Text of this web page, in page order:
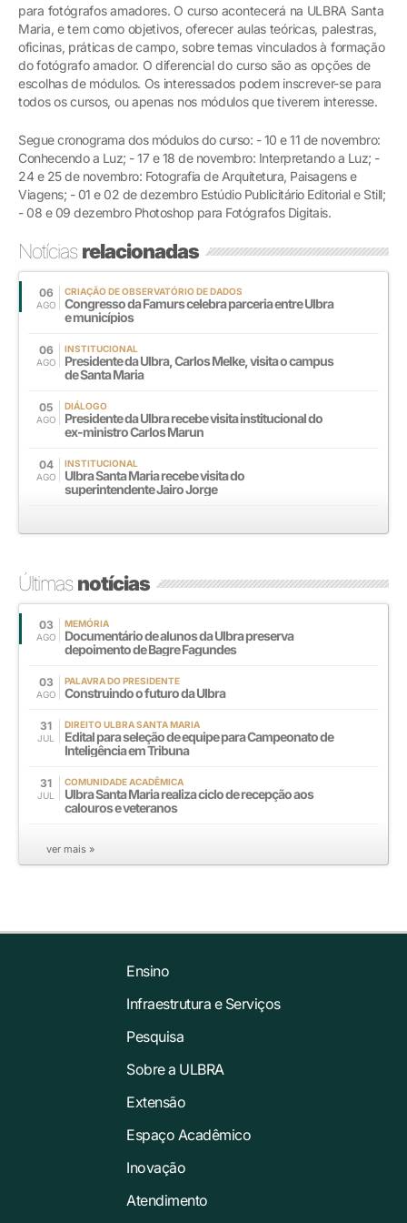
para fotógrafos amadores. O curso acontecerá na ULBRA Santa
Maria, e tem como objetivos, oferecer aulas teóricas, palestras,
oficinas, práticas de campo, sobre temas vinculados à formação
do fotógrafo amador. O diferencial do curso são as opções de
escolhas de módulos. Os interessados podem inscrever-se para
todos os cursos, ou apenas nos módulos que tiverem interesse.
Segue cronograma dos módulos do curso: - 10 e 11 de novembro:
Conhecendo a Luz; - 17 e 18 de novembro: Interpretando a Luz; -
24 e 25 de novembro: Fotografia de Arquitetura, Paisagens e
Viagens; - 01 e 02 de dezembro Estúdio Publicitário Editorial e Still;
- 08 e 09 dezembro Photoshop para Fotógrafos Digitais.
Notíciasrelacionadas
06
AGO
CRIAÇÃO DE OBSERVATÓRIO DE DADOS
Congresso da Famurs celebra parceria entre Ulbra
e municípios
06
AGO
INSTITUCIONAL
Presidente da Ulbra, Carlos Melke, visita o campus
de Santa Maria
05
AGO
DIÁLOGO
Presidente da Ulbra recebe visita institucional do
ex-ministro Carlos Marun
04
AGO
INSTITUCIONAL
Ulbra Santa Maria recebe visita do
superintendente Jairo Jorge
Últimasnotícias
03
AGO
MEMÓRIA
Documentário de alunos da Ulbra preserva
depoimento de Bagre Fagundes
03
AGO
PALAVRA DO PRESIDENTE
Construindo o futuro da Ulbra
31
JUL
DIREITO ULBRA SANTA MARIA
Edital para seleção de equipe para Campeonato de
Inteligência em Tribuna
31
JUL
COMUNIDADE ACADÊMICA
Ulbra Santa Maria realiza ciclo de recepção aos
calouros e veteranos
ver mais »
Ensino
Infraestrutura e Serviços
Pesquisa
Sobre a ULBRA
Extensão
Espaço Acadêmico
Inovação
Atendimento